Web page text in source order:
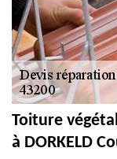
Toiture
à DORKELD